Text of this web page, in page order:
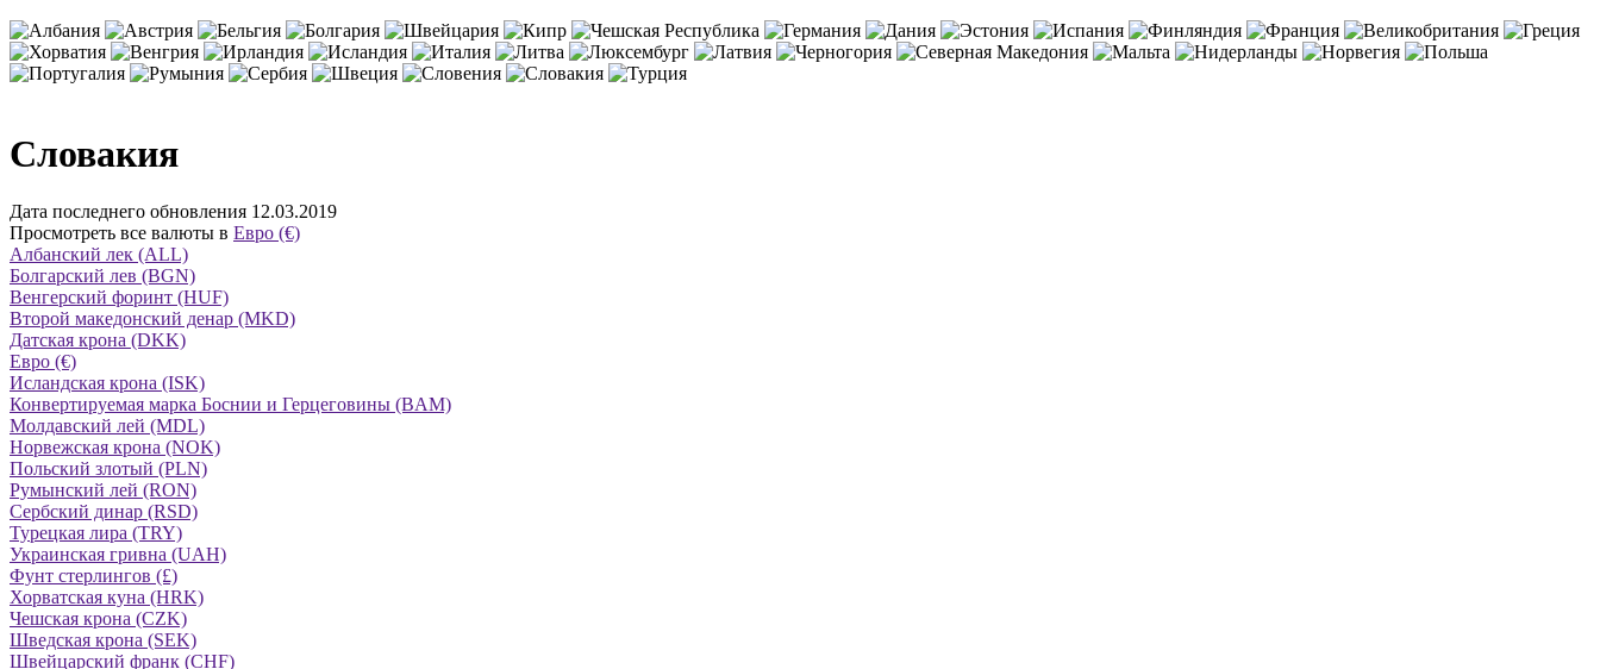
Словакия
Дата последнего обновления 12.03.2019
Просмотреть все валюты в Евро (€)
Албанский лек (ALL)
Болгарский лев (BGN)
Венгерский форинт (HUF)
Второй македонский денар (MKD)
Датская крона (DKK)
Евро (€)
Исландская крона (ISK)
Конвертируемая марка Боснии и Герцеговины (BAM)
Молдавский лей (MDL)
Норвежская крона (NOK)
Польский злотый (PLN)
Румынский лей (RON)
Сербский динар (RSD)
Турецкая лира (TRY)
Украинская гривна (UAH)
Фунт стерлингов (£)
Хорватская куна (HRK)
Чешская крона (CZK)
Шведская крона (SEK)
Швейцарский франк (CHF)